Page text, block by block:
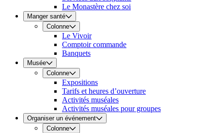
Le Monastère chez soi
Manger santé
Colonne
Le Vivoir
Comptoir commande
Banquets
Musée
Colonne
Expositions
Tarifs et heures d’ouverture
Activités muséales
Activités muséales pour groupes
Organiser un événement
Colonne